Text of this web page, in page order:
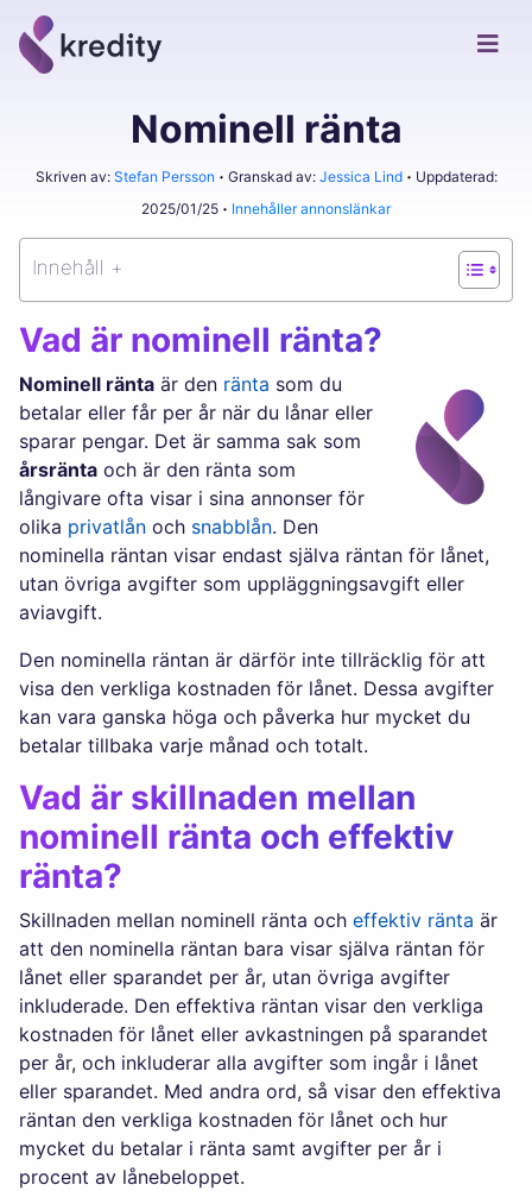
Nominell ränta
Skriven av: Stefan Persson Granskad av: Jessica Lind
Uppdaterad:
2025/01/25
Innehåller annonslänkar
Innehåll +
Vad är nominell ränta?
Nominell ränta är den ränta som du
betalar eller får per år när du lånar eller
sparar pengar. Det är samma sak som
årsränta och är den ränta som
långivare ofta visar i sina annonser för
olika privatlån och snabblån. Den
nominella räntan visar endast själva räntan för lånet,
utan övriga avgifter som uppläggningsavgift eller
aviavgift.
Den nominella räntan är därför inte tillräcklig för att
visa den verkliga kostnaden för lånet. Dessa avgifter
kan vara ganska höga och påverka hur mycket du
betalar tillbaka varje månad och totalt.
Vad är skillnaden mellan
nominell ränta och effektiv
ränta?
Skillnaden mellan nominell ränta och effektiv ränta är
att den nominella räntan bara visar själva räntan för
lånet eller sparandet per år, utan övriga avgifter
inkluderade. Den effektiva räntan visar den verkliga
kostnaden för lånet eller avkastningen på sparandet
per år, och inkluderar alla avgifter som ingår i lånet
eller sparandet. Med andra ord, så visar den effektiva
räntan den verkliga kostnaden för lånet och hur
mycket du betalar i ränta samt avgifter per år i
procent av lånebeloppet.